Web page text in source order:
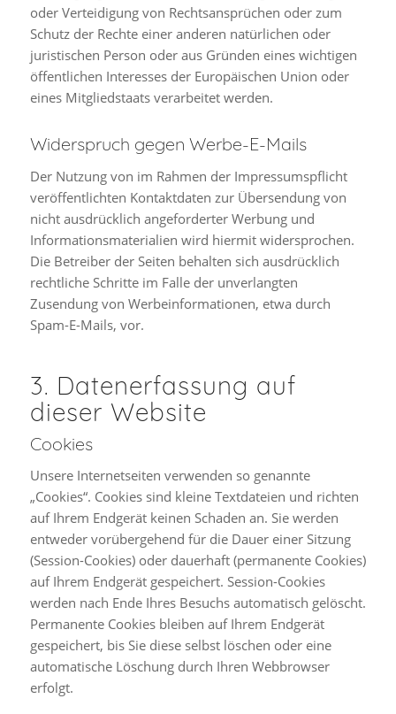
oder Verteidigung von Rechtsansprüchen oder zum
Schutz der Rechte einer anderen natürlichen oder
juristischen Person oder aus Gründen eines wichtigen
öffentlichen Interesses der Europäischen Union oder
eines Mitgliedstaats verarbeitet werden.
Widerspruch gegen Werbe-E-Mails
Der Nutzung von im Rahmen der Impressumspflicht
veröffentlichten Kontaktdaten zur Übersendung von
nicht ausdrücklich angeforderter Werbung und
Informationsmaterialien wird hiermit widersprochen.
Die Betreiber der Seiten behalten sich ausdrücklich
rechtliche Schritte im Falle der unverlangten
Zusendung von Werbeinformationen, etwa durch
Spam-E-Mails, vor.
3. Datenerfassung auf
dieser Website
Cookies
Unsere Internetseiten verwenden so genannte
„Cookies“. Cookies sind kleine Textdateien und richten
auf Ihrem Endgerät keinen Schaden an. Sie werden
entweder vorübergehend für die Dauer einer Sitzung
(Session-Cookies) oder dauerhaft (permanente Cookies)
auf Ihrem Endgerät gespeichert. Session-Cookies
werden nach Ende Ihres Besuchs automatisch gelöscht.
Permanente Cookies bleiben auf Ihrem Endgerät
gespeichert, bis Sie diese selbst löschen oder eine
automatische Löschung durch Ihren Webbrowser
erfolgt.